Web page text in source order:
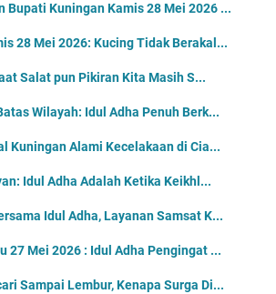
Bupati Kuningan Kamis 28 Mei 2026 ...
28 Mei 2026: Kucing Tidak Berakal...
Salat pun Pikiran Kita Masih S...
Wilayah: Idul Adha Penuh Berk...
Kuningan Alami Kecelakaan di Cia...
Idul Adha Adalah Ketika Keikhl...
Idul Adha, Layanan Samsat K...
27 Mei 2026 : Idul Adha Pengingat ...
Sampai Lembur, Kenapa Surga Di...